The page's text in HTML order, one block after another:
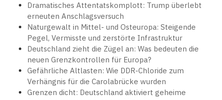
Dramatisches Attentatskomplott: Trump überlebt
erneuten Anschlagsversuch
Naturgewalt in Mittel- und Osteuropa: Steigende
Pegel, Vermisste und zerstörte Infrastruktur
Deutschland zieht die Zügel an: Was bedeuten die
neuen Grenzkontrollen für Europa?
Gefährliche Altlasten: Wie DDR-Chloride zum
Verhängnis für die Carolabrücke wurden
Grenzen dicht: Deutschland aktiviert geheime